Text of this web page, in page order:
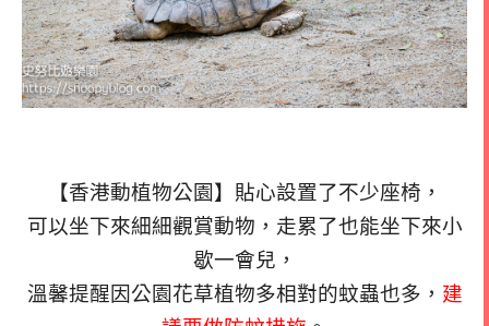
【香港動植物公園】貼心設置了不少座椅，
可以坐下來細細觀賞動物，走累了也能坐下來小
歇一會兒，
溫馨提醒因公園花草植物多相對的蚊蟲也多， 建